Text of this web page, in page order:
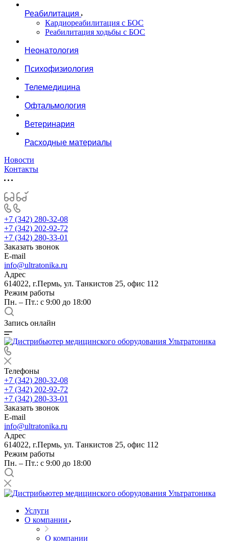
Реабилитация
Кардиореабилитация с БОС
Реабилитация ходьбы с БОС
Неонатология
Психофизиология
Телемедицина
Офтальмология
Ветеринария
Расходные материалы
Новости
Контакты
+7 (342) 280-32-08
+7 (342) 202-92-72
+7 (342) 280-33-01
Заказать звонок
E-mail
info@ultratonika.ru
Адрес
614022, г.Пермь, ул. Танкистов 25, офис 112
Режим работы
Пн. – Пт.: с 9:00 до 18:00
Запись онлайн
Телефоны
+7 (342) 280-32-08
+7 (342) 202-92-72
+7 (342) 280-33-01
Заказать звонок
E-mail
info@ultratonika.ru
Адрес
614022, г.Пермь, ул. Танкистов 25, офис 112
Режим работы
Пн. – Пт.: с 9:00 до 18:00
Услуги
О компании
О компании